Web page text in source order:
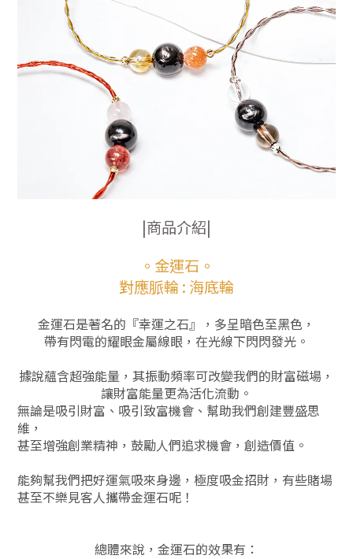
|商品介紹|
。金運石。
對應脈輪 : 海底輪
金運石是著名的『幸運之石』，多呈暗色至黑色，
帶有閃電的耀眼金屬線眼，在光線下閃閃發光。
據說蘊含超強能量，其振動頻率可改變我們的財富磁場，
讓財富能量更為活化流動。
無論是吸引財富、吸引致富機會、幫助我們創建豐盛思
維，
甚至增強創業精神，鼓勵人們追求機會，創造價值。
能夠幫我們把好運氣吸來身邊，極度吸金招財，有些賭場
甚至不樂見客人攜帶金運石呢！
總體來說，金運石的效果有：